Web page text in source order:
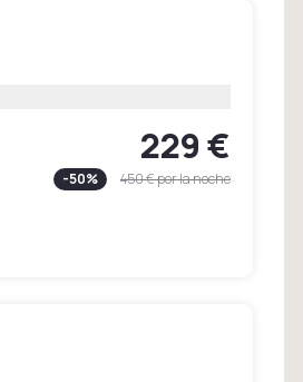
229 €
-50% 450 €por la noche